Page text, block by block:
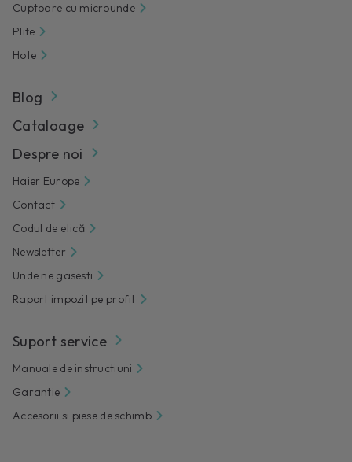
Cuptoare cu microunde
Plite
Hote
Blog
Cataloage
Despre noi
Haier Europe
Contact
Codul de etică
Newsletter
Unde ne gasesti
Raport impozit pe profit
Suport service
Manuale de instructiuni
Garantie
Accesorii si piese de schimb